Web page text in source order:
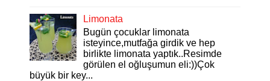
Limonata
Bugün çocuklar limonata
isteyince,mutfağa girdik ve hep
birlikte limonata yaptık..Resimde
görülen el oğluşumun eli:))Çok
büyük bir key...